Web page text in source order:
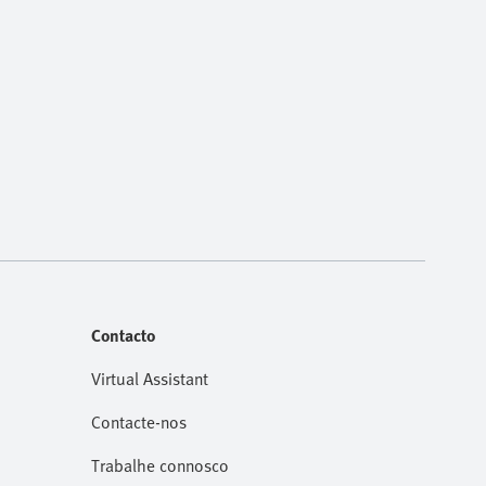
Contacto
Virtual Assistant
Contacte-nos
Trabalhe connosco